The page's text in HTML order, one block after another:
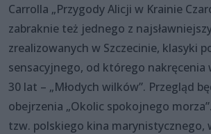
Carrolla „Przygody Alicji w Krainie
zabraknie też jednego z
zrealizowanych w Szczecinie, klasyki
sensacyjnego, od którego
30 lat – „Młodych wilków”. Przegląd
obejrzenia „Okolic spokojnego
tzw. polskiego kina marynistycznego,